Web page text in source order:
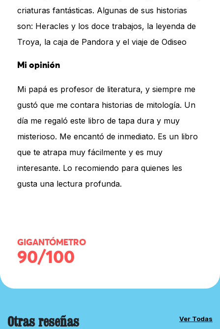
criaturas fantásticas. Algunas de sus historias
son: Heracles y los doce trabajos, la leyenda de
Troya, la caja de Pandora y el viaje de Odiseo
Mi opinión
Mi papá es profesor de literatura, y siempre me
gustó que me contara historias de mitología. Un
día me regaló este libro de tapa dura y muy
misterioso. Me encantó de inmediato. Es un libro
que te atrapa muy fácilmente y es muy
interesante. Lo recomiendo para quienes les
gusta una lectura profunda.
GIGANTÓMETRO
90/100
Otras reseñas Ver Todas